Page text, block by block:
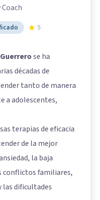
5
se ha
décadas de
tanto de manera
a adolescentes,
terapias de eficacia
de la mejor
la baja
conflictos familiares,
las dificultades